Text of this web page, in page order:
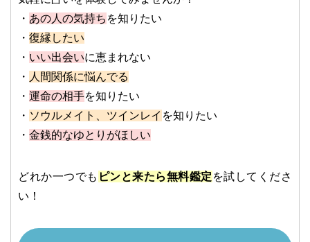
・ あの人の気持ち を知りたい
・ 復縁したい
・ いい出会いに恵まれない
・ 人間関係に悩んでる
・ 運命の相手を知りたい
・ ソウルメイト、ツインレイ を知りたい
・ 金銭的なゆとりがほしい
どれか一つでも ピンと来たら無料鑑定 を試してくださ
い！